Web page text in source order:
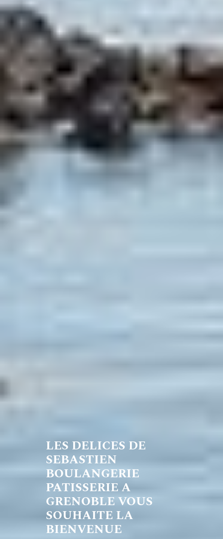
LES DELICES DE
SEBASTIEN
BOULANGERIE
PATISSERIE A
GRENOBLE VOUS
SOUHAITE LA
BIENVENUE